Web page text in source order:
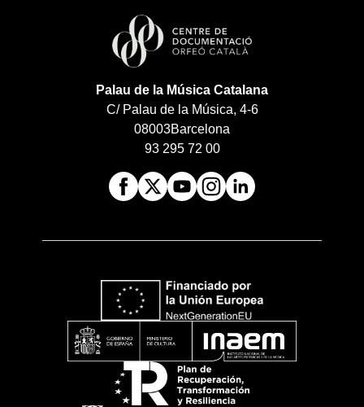
Palau de la Música Catalana
C/ Palau de la Música, 4-6
08003Barcelona
93 295 72 00